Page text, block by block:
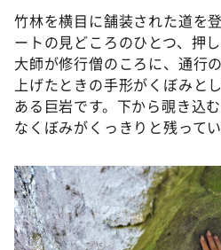
竹林を横目に舗装された道を
ートの見どころのひとつ、押
大師が修行僧のころに、通行
上げたときの手形がくぼみと
ある巨岩です。下から覗き込
なくぼみがくっきりと残ってい